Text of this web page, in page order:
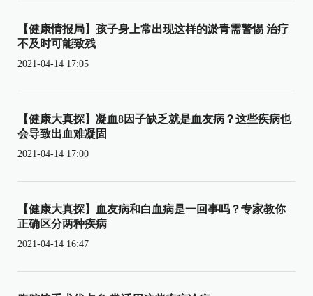
【健康情报局】孩子身上常出现这样的淤青需警惕 治疗
不及时可能致残
2021-04-14 17:05
【健康大真探】凝血8因子缺乏就是血友病？这些疾病也
会导致出血难凝固
2021-04-14 17:00
【健康大真探】血友病和白血病是一回事吗？专家教你
正确区分两种疾病
2021-04-14 16:47